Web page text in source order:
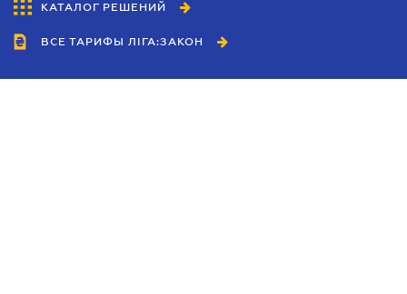
КАТАЛОГ РЕШЕНИЙ
ВСЕ ТАРИФЫ ЛІГА:ЗАКОН